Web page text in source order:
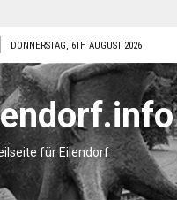
DONNERSTAG, 6TH AUGUST 2026
für Eilendorf